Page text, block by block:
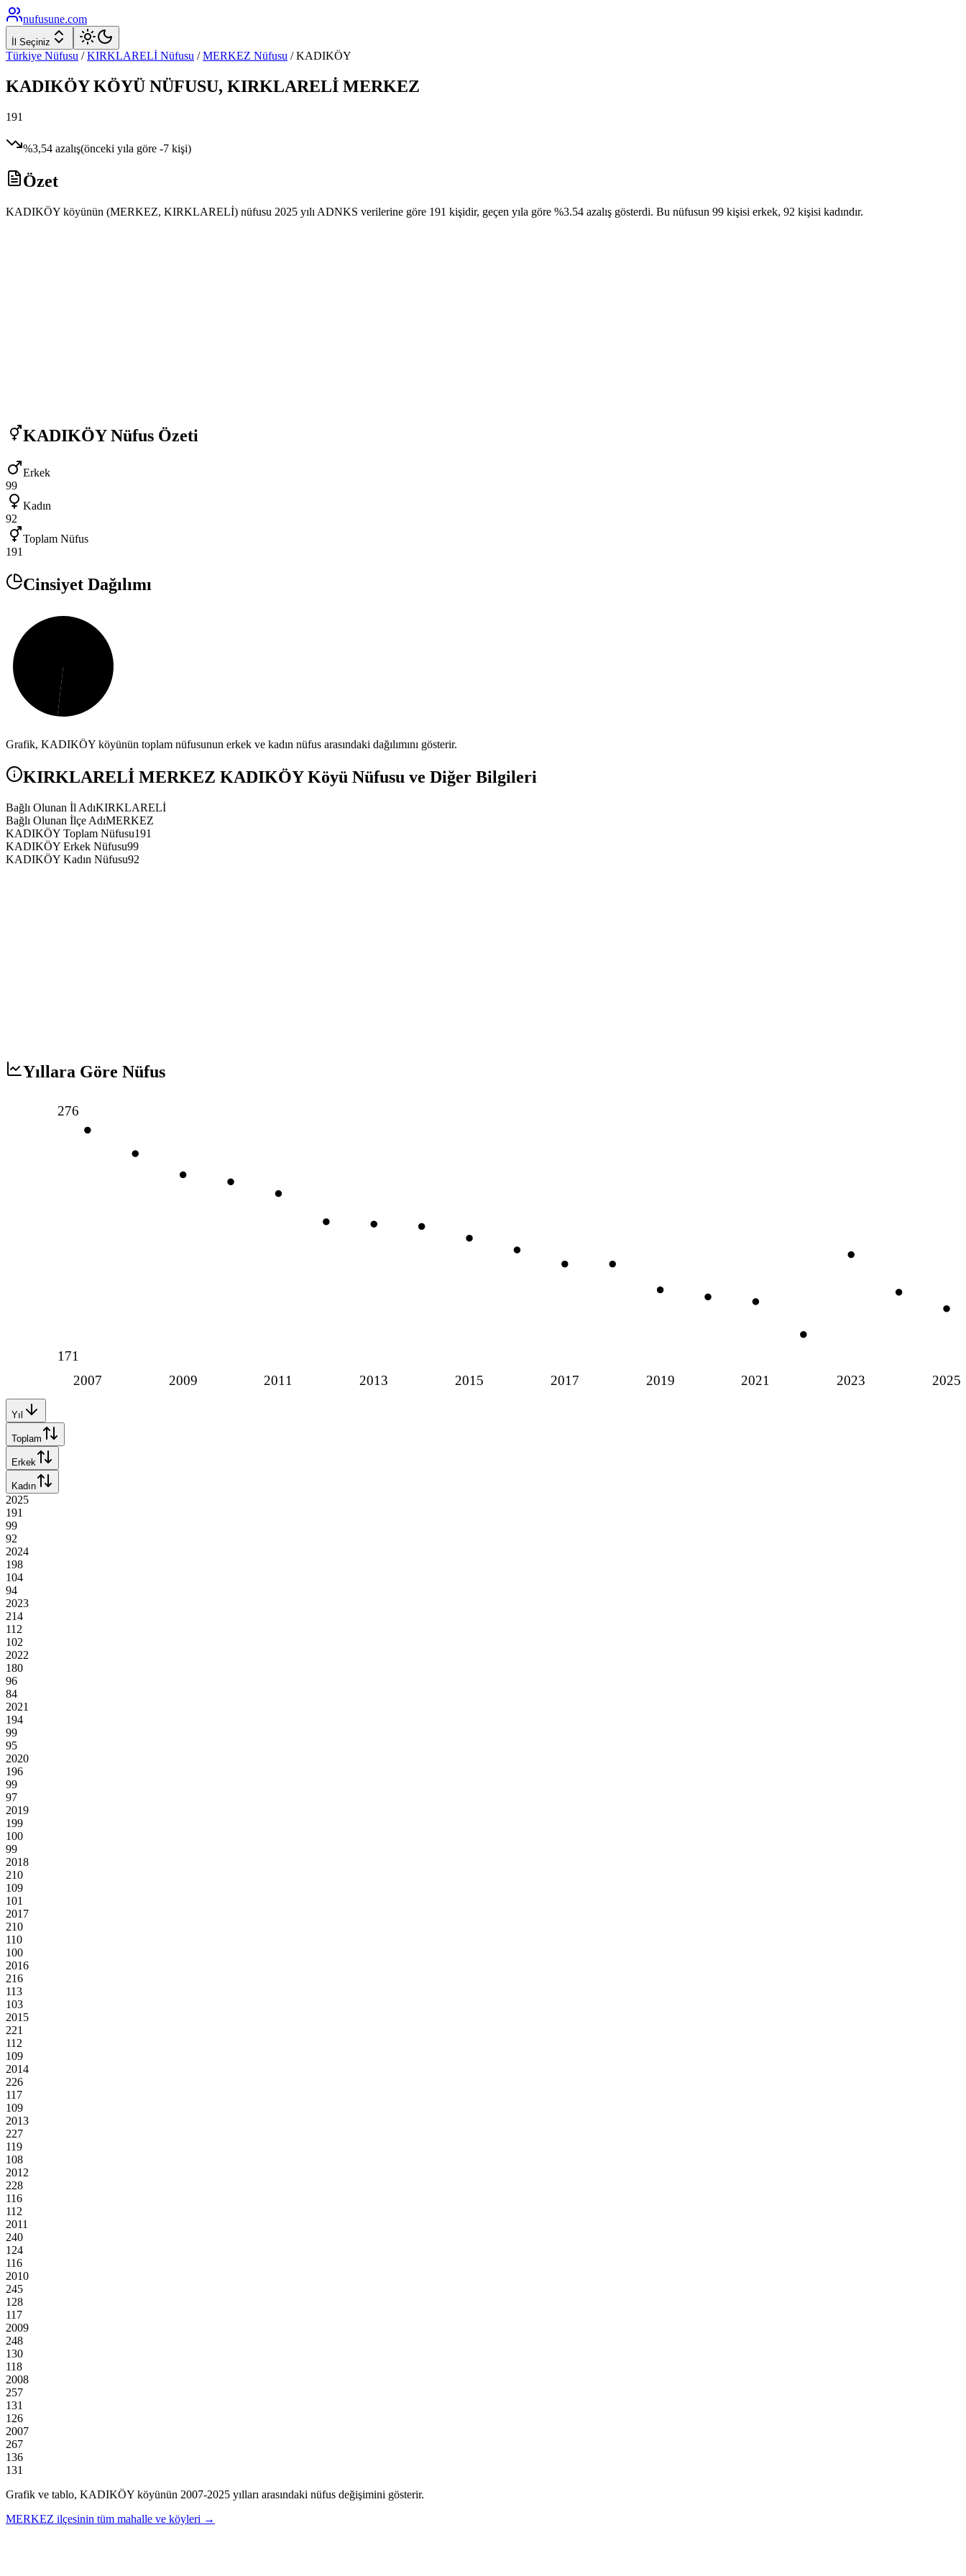
nufusune.com
İl Seçiniz
Türkiye Nüfusu / KIRKLARELİ Nüfusu / MERKEZ Nüfusu /KADIKÖY
KADIKÖYKÖYÜ NÜFUSU, KIRKLARELİ MERKEZ
191
%3,54 azalış(önceki yıla göre -7 kişi)
Özet
KADIKÖY köyünün (MERKEZ, KIRKLARELİ) nüfusu 2025 yılı ADNKS verilerine göre 191 kişidir, geçen yıla göre %3.54 azalış gösterdi. Bu nüfusun 99 kişisi erkek, 92 kişisi kadındır.
KADIKÖYNüfus Özeti
Erkek
99
Kadın
92
Toplam Nüfus
191
Cinsiyet Dağılımı
Grafik, KADIKÖY köyünün toplam nüfusunun erkek ve kadın nüfus arasındaki dağılımını gösterir.
KIRKLARELİ MERKEZ KADIKÖYKöyü Nüfusu ve Diğer Bilgileri
Bağlı Olunan İl AdıKIRKLARELİ
Bağlı Olunan İlçe AdıMERKEZ
KADIKÖY Toplam Nüfusu191
KADIKÖY Erkek Nüfusu99
KADIKÖY Kadın Nüfusu92
Yıllara Göre Nüfus
2007 2009 2011 2013 2015 2017 2019 2021 2023 2025
276
171
Yıl
Toplam
Erkek
Kadın
2025
191
99
92
2024
198
104
94
2023
214
112
102
2022
180
96
84
2021
194
99
95
2020
196
99
97
2019
199
100
99
2018
210
109
101
2017
210
110
100
2016
216
113
103
2015
221
112
109
2014
226
117
109
2013
227
119
108
2012
228
116
112
2011
240
124
116
2010
245
128
117
2009
248
130
118
2008
257
131
126
2007
267
136
131
Grafik ve tablo, KADIKÖY köyünün 2007-2025 yılları arasındaki nüfus değişimini gösterir.
MERKEZ ilçesinin tüm mahalle ve köyleri →